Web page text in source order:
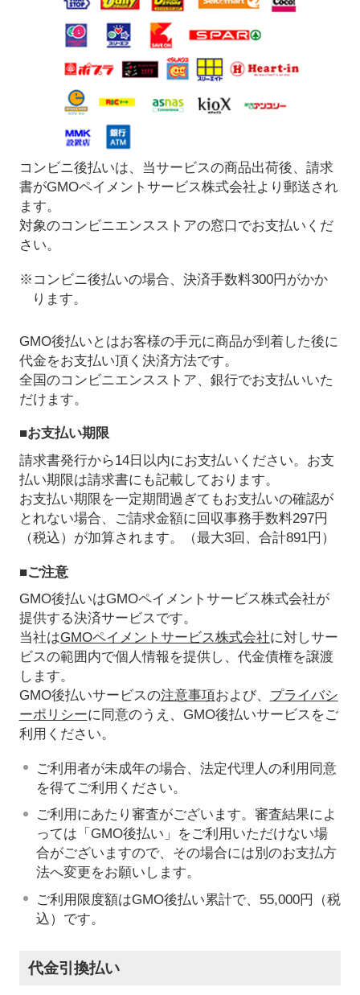
コンビニ後払いは、当サービスの商品出荷後、請求
書がGMOペイメントサービス株式会社より郵送され
ます。
対象のコンビニエンスストアの窓口でお支払いくだ
さい。
※コンビニ後払いの場合、決済手数料300円がかか
ります。
GMO後払いとはお客様の手元に商品が到着した後に
代金をお支払い頂く決済方法です。
全国のコンビニエンスストア、銀行でお支払いいた
だけます。
■お支払い期限
請求書発行から14日以内にお支払いください。お支
払い期限は請求書にも記載しております。
お支払い期限を一定期間過ぎてもお支払いの確認が
とれない場合、ご請求金額に回収事務手数料297円
（税込）が加算されます。（最大3回、合計891円）
■ご注意
GMO後払いはGMOペイメントサービス株式会社が
提供する決済サービスです。
当社はGMOペイメントサービス株式会社に対しサー
ビスの範囲内で個人情報を提供し、代金債権を譲渡
します。
GMO後払いサービスの注意事項および、 プライバシ
ーポリシーに同意のうえ、GMO後払いサービスをご
利用ください。
ご利用者が未成年の場合、法定代理人の利用同意
を得てご利用ください。
ご利用にあたり審査がございます。審査結果によ
っては「GMO後払い」をご利用いただけない場
合がございますので、その場合には別のお支払方
法へ変更をお願いします。
ご利用限度額はGMO後払い累計で、55,000円（税
込）です。
代金引換払い